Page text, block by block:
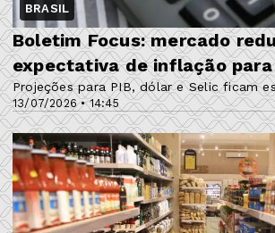
BRASIL
13/07/2026 • 14:45
Boletim Focus: mercado
expectativa de inflação para
Projeções para PIB, dólar e Selic ficam